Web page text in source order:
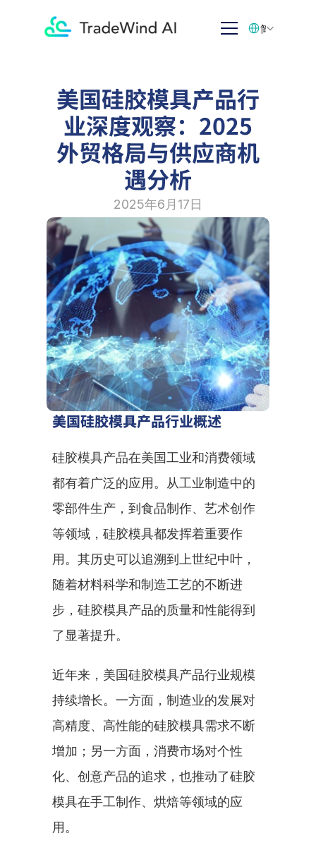
美国硅胶模具产品行
业深度观察：2025
外贸格局与供应商机
遇分析
2025年6月17日
美国硅胶模具产品行业概述
硅胶模具产品在美国工业和消费领域
都有着广泛的应用。从工业制造中的
零部件生产，到食品制作、艺术创作
等领域，硅胶模具都发挥着重要作
用。其历史可以追溯到上世纪中叶，
随着材料科学和制造工艺的不断进
步，硅胶模具产品的质量和性能得到
了显著提升。
近年来，美国硅胶模具产品行业规模
持续增长。一方面，制造业的发展对
高精度、高性能的硅胶模具需求不断
增加；另一方面，消费市场对个性
化、创意产品的追求，也推动了硅胶
模具在手工制作、烘焙等领域的应
用。
简体中文